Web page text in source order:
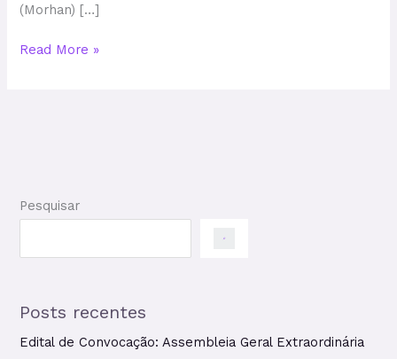
(Morhan) […]
Read More »
Pesquisar
Posts recentes
Edital de Convocação: Assembleia Geral Extraordinária